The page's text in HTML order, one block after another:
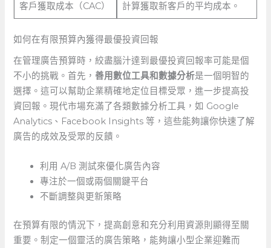
客戶獲取成本（CAC） 計算獲取新客戶的平均成本。
如何在有限預算內獲得最優投資回報
在管理廣告預算時，絞盡腦汁達到最優投資回報率可能是個
不小的挑戰。首先，善用數位工具和數據分析是一個明智的
選擇。這可以幫助企業精確地定位目標受眾，進一步提高投
資回報。現代市場充滿了各類數據分析工具，如 Google
Analytics、Facebook Insights 等，這些能夠讓你快速了解
廣告的成效及受眾的反饋。
利用 A/B 測試來優化廣告內容
專注於一個或兩個關鍵平台
不斷調整與更新策略
在預算有限的情況下，提高創意和充分利用資源則顯得至關
重要。制定一個靈活的廣告策略，能夠讓小型企業迎難而